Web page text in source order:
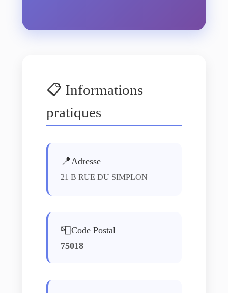
📋 Informations
pratiques
📍Adresse
21 B RUE DU SIMPLON
📮Code Postal
75018